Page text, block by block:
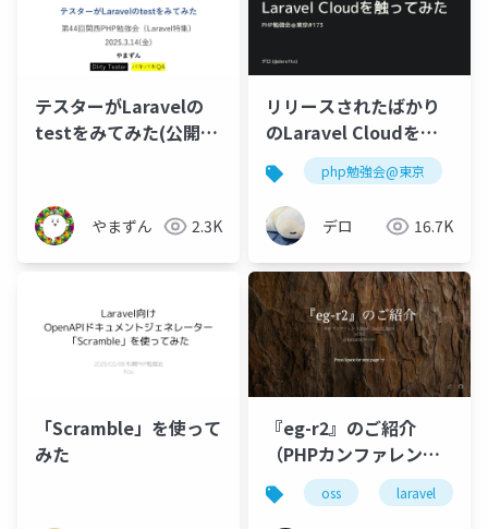
テスターがLaravelの
testをみてみた(公開
やまずん 2.3K
リリースされたばかり
のLaravel Cloudを触
ってみたphp勉強会@東京
デロ 16.7K
「Scramble」を使って
みた
『eg-r2』のご紹介
（PHPカンファレンス
2024バージョン）
oss laravel